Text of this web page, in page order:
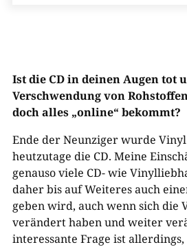
Ist die CD in deinen Augen tot
Verschwendung von
doch alles „online“ bekommt?
Ende der Neunziger wurde
heutzutage die CD. Meine
genauso viele CD- wie
daher bis auf Weiteres auch
geben wird, auch wenn sich die
verändert haben und weiter
interessante Frage ist